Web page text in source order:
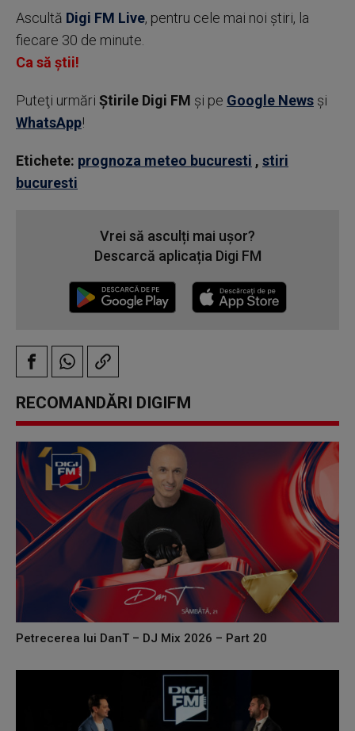
Ascultă Digi FM Live, pentru cele mai noi știri, la
fiecare 30 de minute.
Ca să știi!
Puteţi urmări Știrile Digi FM şi pe Google News şi
WhatsApp!
Etichete: prognoza meteo bucuresti , stiri
bucuresti
Vrei să asculți mai ușor?
Descarcă aplicația Digi FM
RECOMANDĂRI DIGIFM
Petrecerea lui DanT – DJ Mix 2026 – Part 20